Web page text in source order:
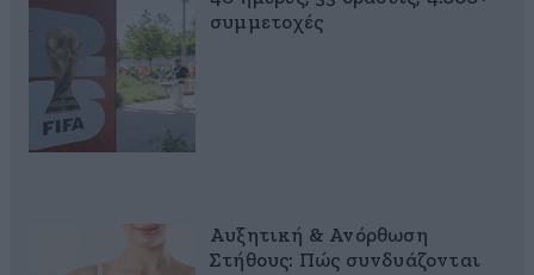
συμμετοχές
Αυξητική & Ανόρθωση
Στήθους: Πώς συνδυάζονται